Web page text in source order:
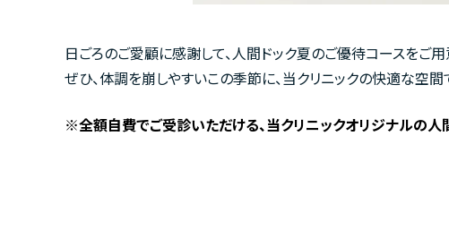
日ごろのご愛顧に感謝して、人間ドック夏のご優待コースをご用
ぜひ、体調を崩しやすいこの季節に、当クリニックの快適な空
※全額自費でご受診いただける、当クリニックオリジナルの人